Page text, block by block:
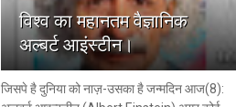
विश्‍व का महानतम वैज्ञानिक
अल्बर्ट आइंस्टीन।
जिसपे है दुनिया को नाज़-उसका है जन्मदिन आज(8):